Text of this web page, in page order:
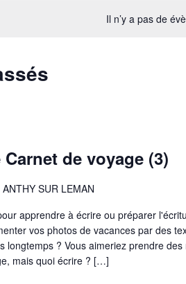
Il n’y a pas de
de voyage (3)
SUR LEMAN
apprendre à écrire ou préparer
vos photos de vacances par des
longtemps ? Vous aimeriez prendre
mais quoi écrire ? […]